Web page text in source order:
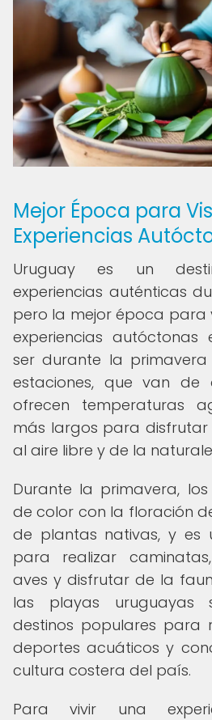
Mejor Época para
Experiencias
Uruguay es un
experiencias auténticas
pero la mejor época para
experiencias autóctonas
ser durante la primavera
estaciones, que van de
ofrecen temperaturas
más largos para
al aire libre y de la
Durante la primavera,
de color con la floración
de plantas nativas, y es
para realizar
aves y disfrutar de la
las playas uruguayas
destinos populares para
deportes acuáticos y
cultura costera del país.
Para vivir una